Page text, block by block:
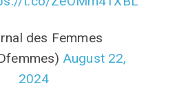
des Femmes
August 22,
2024